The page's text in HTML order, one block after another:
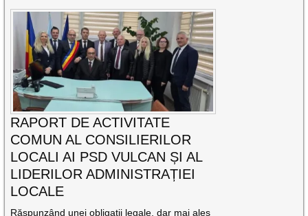
RAPORT DE ACTIVITATE
COMUN AL CONSILIERILOR
LOCALI AI PSD VULCAN ȘI AL
LIDERILOR ADMINISTRAȚIEI
LOCALE
Răspunzând unei obligații legale, dar mai ales